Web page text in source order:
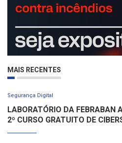
MAIS RECENTES
Segurança Digital
LABORATÓRIO DA FEBRABAN
2º CURSO GRATUITO DE